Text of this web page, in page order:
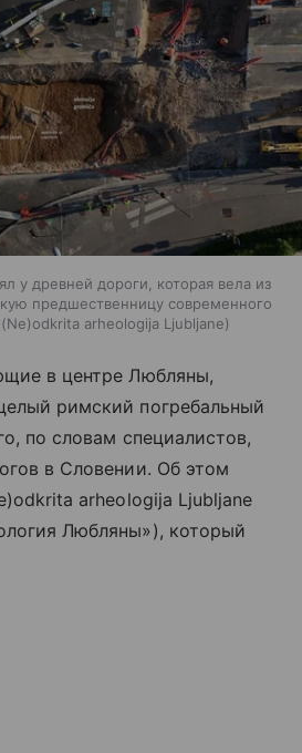
у древней дороги, которая вела из
предшественницу современного
(Ne)odkrita arheologija Ljubljane
в центре Любляны,
римский погребальный
по словам специалистов,
в Словении. Об этом
arheologija Ljubljane
Любляны»), который